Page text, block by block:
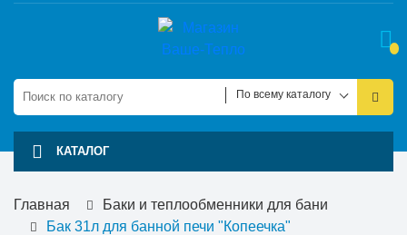
По всему каталогу
КАТАЛОГ
Главная
Баки и теплообменники для бани
Бак 31л для банной печи "Копеечка"